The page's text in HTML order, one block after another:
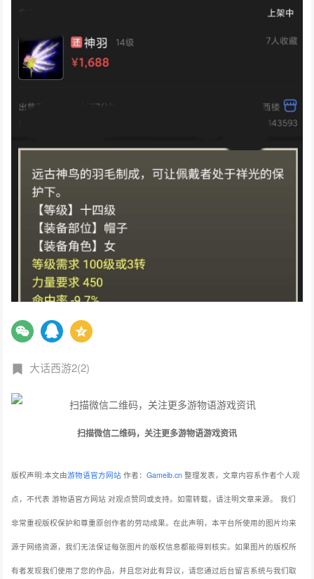
大话西游2(2)
扫描微信二维码，关注更多游物语游戏资讯
版权声明:本文由游物语官方网站 作者：Gameib.cn 整理发表，文章内容系作者个人观
点，不代表 游物语官方网站 对观点赞同或支持。如需转载，请注明文章来源。 我们
非常重视版权保护和尊重原创作者的劳动成果。在此声明，本平台所使用的图片均来
源于网络资源，我们无法保证每张图片的版权信息都能得到核实。如果图片的版权所
有者发现我们使用了您的作品，并且您对此有异议，请您通过后台留言系统与我们取